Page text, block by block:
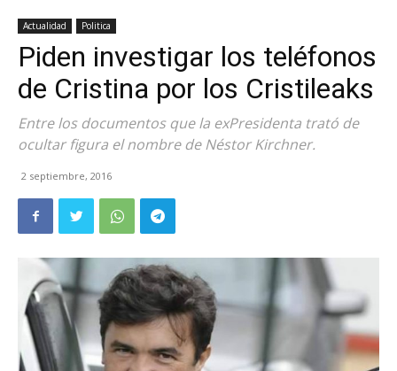
Actualidad Politica
Piden investigar los teléfonos
de Cristina por los Cristileaks
Entre los documentos que la exPresidenta trató de
ocultar figura el nombre de Néstor Kirchner.
2 septiembre, 2016